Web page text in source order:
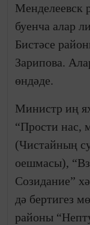
Менделеевск
буенча алар
Бистәсе
Зарипова.
өндәде.
Министр иң
“Прости нас,
(Чистайның
оешмасы),
Созидание”
дә бертигез
районы